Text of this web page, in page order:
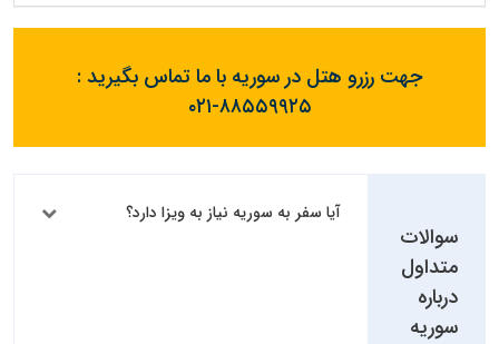
جهت رزرو هتل در سوریه با ما تماس بگیرید :
۰۲۱-۸۸۵۵۹۹۲۵
سوالات
متداول
درباره
سوریه
آیا سفر به سوریه نیاز به ویزا دارد؟